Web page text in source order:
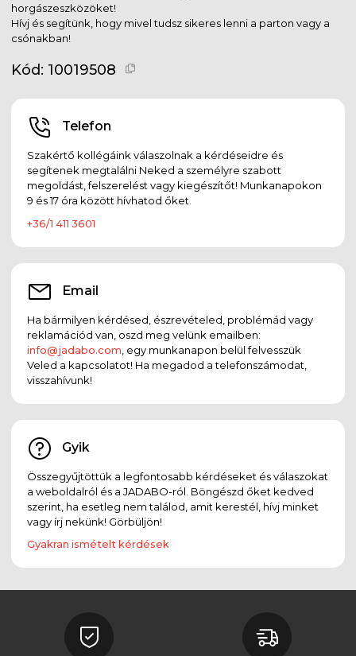
horgászeszközöket!
Hívj és segítünk, hogy mivel tudsz sikeres lenni a parton vagy a
csónakban!
Kód: 10019508
Telefon
Szakértő kollégáink válaszolnak a kérdéseidre és
segítenek megtalálni Neked a személyre szabott
megoldást, felszerelést vagy kiegészítőt! Munkanapokon
9 és 17 óra között hívhatod őket.
+36/1 411 3601
Email
Ha bármilyen kérdésed, észrevételed, problémád vagy
reklamációd van, oszd meg velünk emailben:
info@jadabo.com , egy munkanapon belül felvesszük
Veled a kapcsolatot! Ha megadod a telefonszámodat,
visszahívunk!
Gyik
Összegyűjtöttük a legfontosabb kérdéseket és válaszokat
a weboldalról és a JADABO-ról. Böngészd őket kedved
szerint, ha esetleg nem találod, amit kerestél, hívj minket
vagy írj nekünk! Görbüljön!
Gyakran ismételt kérdések